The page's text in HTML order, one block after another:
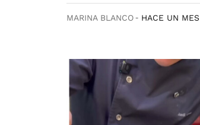
MARINA BLANCO HACE UN MES